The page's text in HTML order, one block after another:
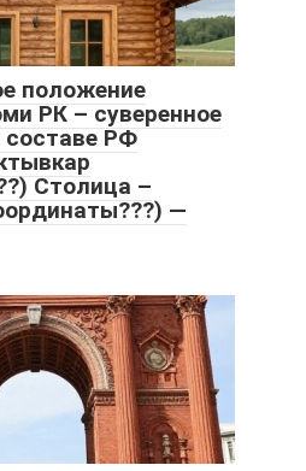
положение
РК – суверенное
составе РФ
Столица –
—